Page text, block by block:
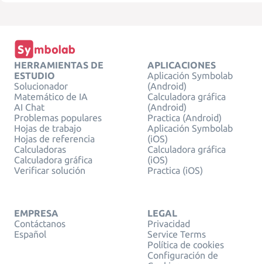
HERRAMIENTAS DE
ESTUDIO
Solucionador
Matemático de IA
AI Chat
Problemas populares
Hojas de trabajo
Hojas de referencia
Calculadoras
Calculadora gráfica
Verificar solución
APLICACIONES
Aplicación Symbolab
(Android)
Calculadora gráfica
(Android)
Practica (Android)
Aplicación Symbolab
(iOS)
Calculadora gráfica
(iOS)
Practica (iOS)
EMPRESA
Contáctanos
Español
LEGAL
Privacidad
Service Terms
Política de cookies
Configuración de